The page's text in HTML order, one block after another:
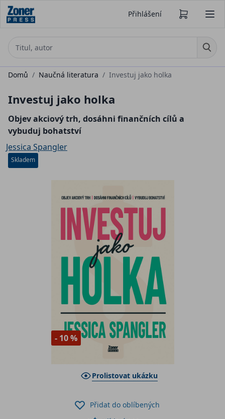
Přihlášení
Domů / Naučná literatura / Investuj jako holka
Investuj jako holka
Objev akciový trh, dosáhni finančních cílů a
vybuduj bohatství
Jessica Spangler
Skladem
- 10 %
Prolistovat ukázku
Přidat do oblíbených